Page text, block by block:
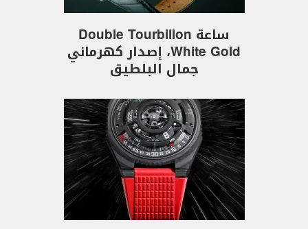
ساعة Double Tourbillon
White Gold، إصدار كهرماني
جمال البلطيق